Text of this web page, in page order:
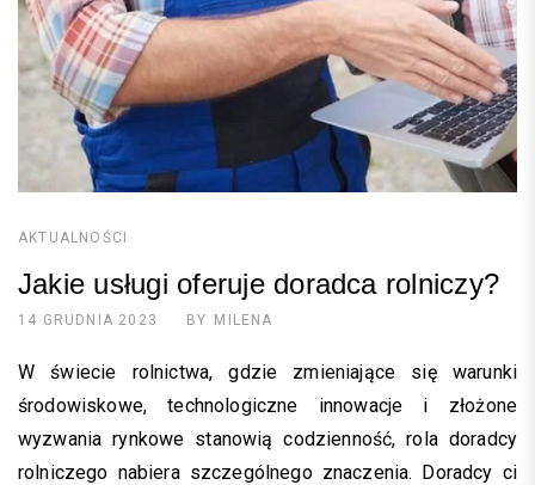
AKTUALNOŚCI
Jakie usługi oferuje doradca rolniczy?
14 GRUDNIA 2023 BY MILENA
W świecie rolnictwa, gdzie zmieniające się warunki
środowiskowe, technologiczne innowacje i złożone
wyzwania rynkowe stanowią codzienność, rola doradcy
rolniczego nabiera szczególnego znaczenia. Doradcy ci